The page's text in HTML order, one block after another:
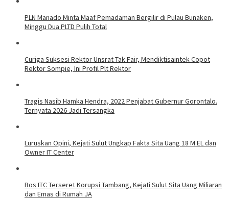
PLN Manado Minta Maaf Pemadaman Bergilir di Pulau Bunaken,
Minggu Dua PLTD Pulih Total
Curiga Suksesi Rektor Unsrat Tak Fair, Mendiktisaintek Copot
Rektor Sompie, Ini Profil Plt Rektor
Tragis Nasib Hamka Hendra, 2022 Penjabat Gubernur Gorontalo.
Ternyata 2026 Jadi Tersangka
Luruskan Opini, Kejati Sulut Ungkap Fakta Sita Uang 18 M EL dan
Owner IT Center
Bos ITC Terseret Korupsi Tambang, Kejati Sulut Sita Uang Miliaran
dan Emas di Rumah JA